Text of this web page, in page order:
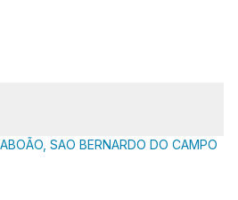
SAO BERNARDO DO CAMPO